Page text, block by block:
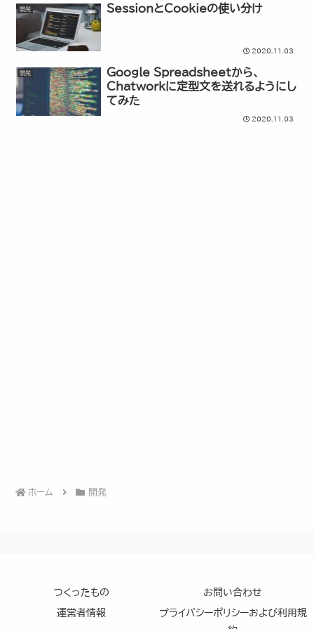
開発 SessionとCookieの使い分け
2020.11.03
開発
Google Spreadsheetから、
Chatworkに定型文を送れるようにし
てみた
2020.11.03
ホーム 開発
つくったもの お問い合わせ
運営者情報
プライバシーポリシーおよび利用規